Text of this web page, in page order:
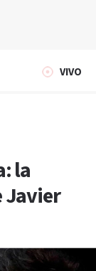
VIVO
la
Javier